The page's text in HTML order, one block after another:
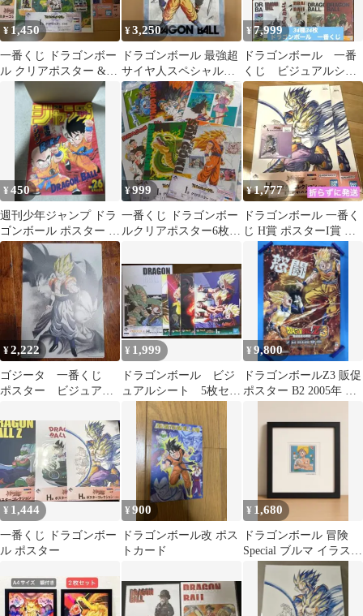
¥ 1,450
一番くじ ドラゴンボー
ル クリアポスター &
40周年 アクリルスタン
¥3,250
ドラゴンボール 最強超
サイヤ人スペシャルポ
スター
¥7,999
ドラゴンボール 一番
くじ ビジュアルシー
ト
¥450
週刊少年ジャンプ ドラ
ゴンボール ポスター 悟
空 vs クリリン
¥999
一番くじ ドラゴンボー
ルクリアポスター6枚セ
¥1,777
ドラゴンボール 一番く
じ H賞 ポスターI賞 ア
クリルスタンド 親子か
めはめ波
¥2,222
ゴジータ 一番くじ
ポスター ビジュアル
¥ 1,999
ドラゴンボール ビジ
ュアルシート 5枚セッ
¥9,800
ドラゴンボールZ3 販促
ポスター B2 2005年 鳥
¥ 1,444
一番くじ ドラゴンボー
ル ポスター
¥900
ドラゴンボール改 ポス
トカード
¥ 1,680
ドラゴンボール 冒険
Special ブルマ イラスト
ポスター 額縁付き